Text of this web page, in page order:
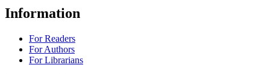
Information
For Readers
For Authors
For Librarians